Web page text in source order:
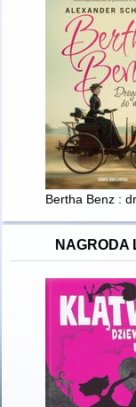
Bertha Benz :
NAGRODA